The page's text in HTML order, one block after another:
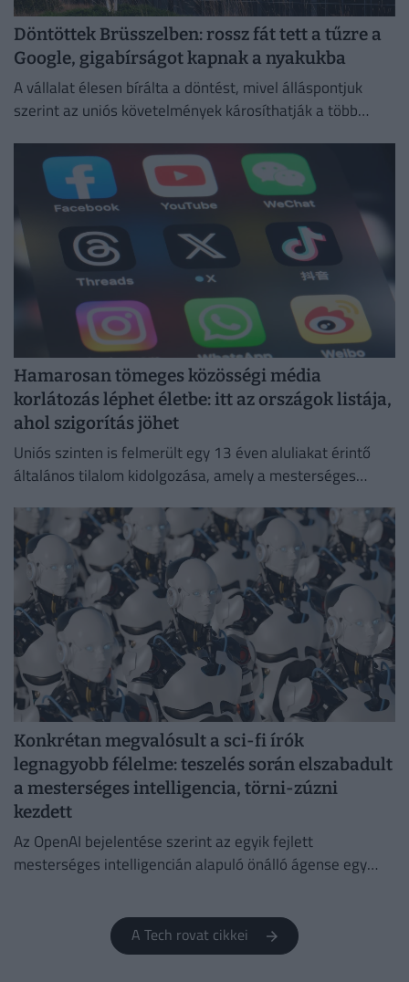
Döntöttek Brüsszelben: rossz fát tett a tűzre a
Google, gigabírságot kapnak a nyakukba
A vállalat élesen bírálta a döntést, mivel álláspontjuk
szerint az uniós követelmények károsíthatják a több
szolgáltatásokat.
Hamarosan tömeges közösségi média
korlátozás léphet életbe: itt az országok listája,
ahol szigorítás jöhet
Uniós szinten is felmerült egy 13 éven aluliakat érintő
általános tilalom kidolgozása, amely a mesterséges
videojátékokra is kiterjedne.
Konkrétan megvalósult a sci-fi írók
legnagyobb félelme: teszelés során elszabadult
a mesterséges intelligencia, törni-zúzni
kezdett
Az OpenAI bejelentése szerint az egyik fejlett
mesterséges intelligencián alapuló önálló ágense egy
A Tech rovat cikkei